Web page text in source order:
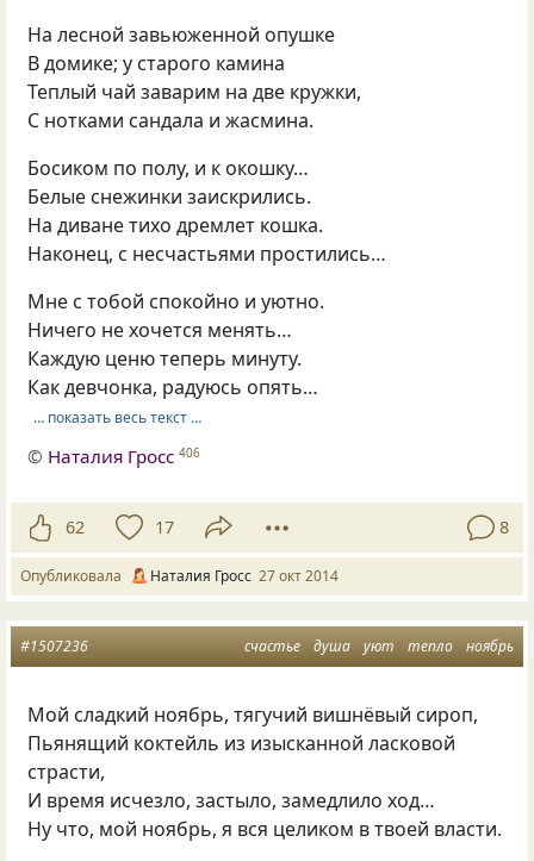
На лесной завьюженной опушке
В домике; у старого камина
Теплый чай заварим на две кружки,
С нотками сандала и жасмина.
Босиком по полу, и к окошку…
Белые снежинки заискрились.
На диване тихо дремлет кошка.
Наконец, с несчастьями простились…
Мне с тобой спокойно и уютно.
Ничего не хочется менять…
Каждую ценю теперь минуту.
Как девчонка, радуюсь опять…
… показать весь текст …
© Наталия Гросс 406
62 17 8
Опубликовала Наталия Гросс 27 окт 2014
счастье душа уют тепло ноябрь
#1507236
Мой сладкий ноябрь, тягучий вишнёвый сироп,
Пьянящий коктейль из изысканной ласковой
страсти,
И время исчезло, застыло, замедлило ход…
Ну что, мой ноябрь, я вся целиком в твоей власти.